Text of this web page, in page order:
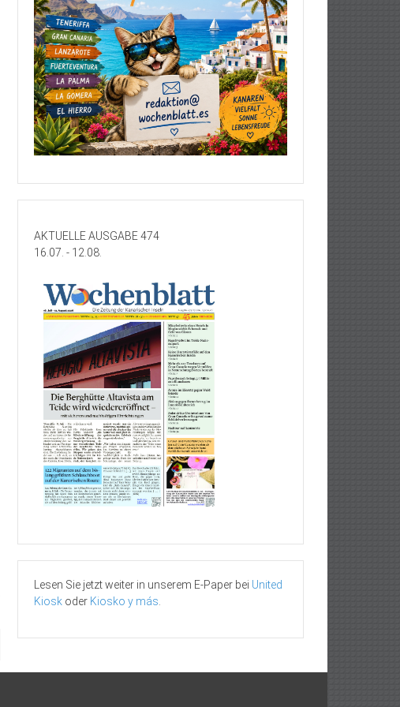
AKTUELLE AUSGABE 474
16.07. - 12.08.
Lesen Sie jetzt weiter in unserem E-Paper bei United
Kiosk oder Kiosko y más